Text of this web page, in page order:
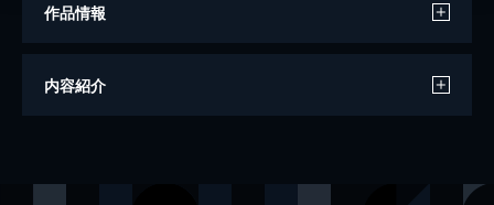
作品情報
原作・絵
内容紹介